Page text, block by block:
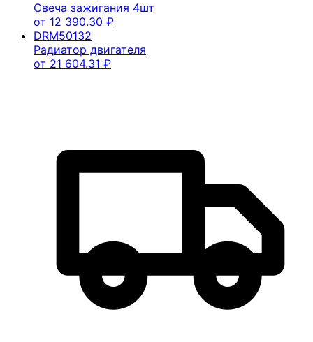
Свеча зажигания 4шт
от 12 390.30 ₽
DRM50132
Радиатор двигателя
от 21 604.31 ₽